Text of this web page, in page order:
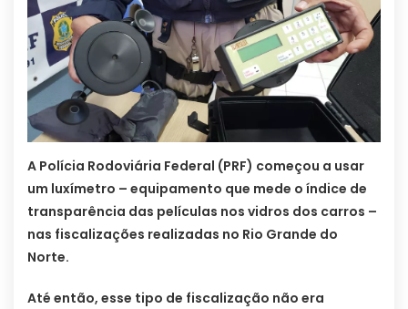
A Polícia Rodoviária Federal (PRF) começou a usar
um luxímetro – equipamento que mede o índice de
transparência das películas nos vidros dos carros –
nas fiscalizações realizadas no Rio Grande do
Norte.
Até então, esse tipo de fiscalização não era